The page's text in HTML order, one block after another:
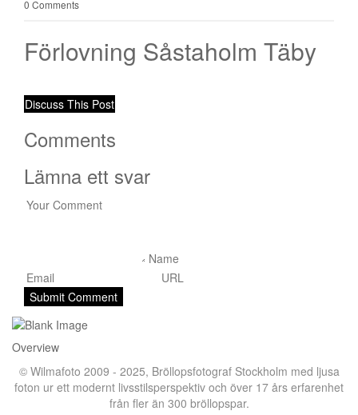
0 Comments
Förlovning Såstaholm Täby
Discuss This Post
Comments
Lämna ett svar
Overview
© Wilmafoto 2009 - 2025, Bröllopsfotograf Stockholm med ljusa
foton ur ett modernt livsstilsperspektiv och över 17 års erfarenhet
från fler än 300 bröllopspar.